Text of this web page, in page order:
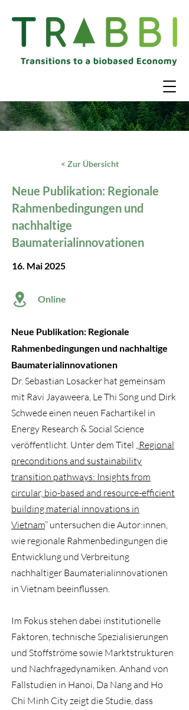
< Zur Übersicht
Neue Publikation: Regionale
Rahmenbedingungen und
nachhaltige
Baumaterialinnovationen
16. Mai 2025
Online
Neue Publikation: Regionale
Rahmenbedingungen und nachhaltige
Baumaterialinnovationen
Dr. Sebastian Losacker hat gemeinsam
mit Ravi Jayaweera, Le Thi Song und Dirk
Schwede einen neuen Fachartikel in
Energy Research & Social Science
veröffentlicht. Unter dem Titel „Regional
preconditions and sustainability
transition pathways: Insights from
circular, bio-based and resource-efficient
building material innovations in
Vietnam” untersuchen die Autor:innen,
wie regionale Rahmenbedingungen die
Entwicklung und Verbreitung
nachhaltiger Baumaterialinnovationen
in Vietnam beeinflussen.
Im Fokus stehen dabei institutionelle
Faktoren, technische Spezialisierungen
und Stoffströme sowie Marktstrukturen
und Nachfragedynamiken. Anhand von
Fallstudien in Hanoi, Da Nang and Ho
Chi Minh City zeigt die Studie, dass